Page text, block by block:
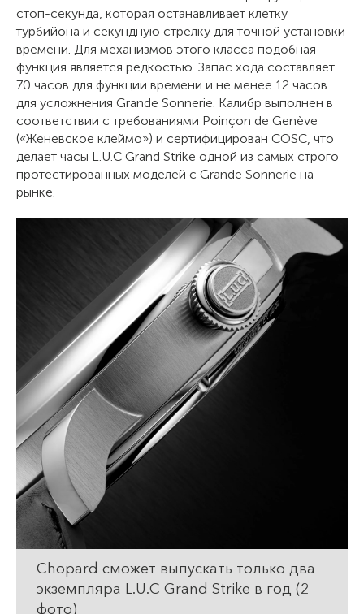
стоп-секунда, которая останавливает клетку
турбийона и секундную стрелку для точной установки
времени. Для механизмов этого класса подобная
функция является редкостью. Запас хода составляет
70 часов для функции времени и не менее 12 часов
для усложнения Grande Sonnerie. Калибр выполнен в
соответствии с требованиями Poinçon de Genève
(«Женевское клеймо») и сертифицирован COSC, что
делает часы L.U.C Grand Strike одной из самых строго
протестированных моделей с Grande Sonnerie на
рынке.
Chopard сможет выпускать только два
экземпляра L.U.C Grand Strike в год (2
фото)